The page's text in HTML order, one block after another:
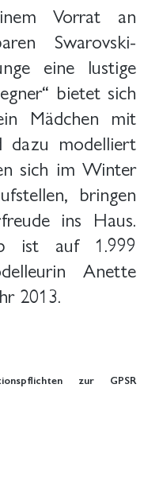
Vorrat an
Swarovski-
eine lustige
bietet sich
Mädchen mit
dazu modelliert
sich im Winter
bringen
ins Haus.
ist auf 1.999
Anette
2013.
zur GPSR